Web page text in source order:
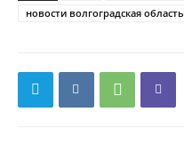
новости волгоградская область